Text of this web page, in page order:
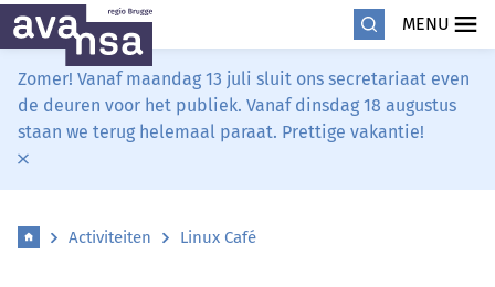
MENU
Zomer! Vanaf maandag 13 juli sluit ons secretariaat even
de deuren voor het publiek. Vanaf dinsdag 18 augustus
staan we terug helemaal paraat. Prettige vakantie!
Activiteiten Linux Café